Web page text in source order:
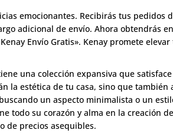
emocionantes. Recibirás tus
adicional de envío. Ahora obtendrás
Envío Gratis». Kenay promete
una colección expansiva que
la estética de tu casa, sino que
un aspecto minimalista o un
todo su corazón y alma en la creación
de precios asequibles.